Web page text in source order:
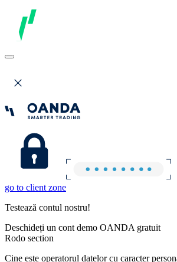
go to client zone
Testează contul nostru!
Deschideți un cont demo OANDA gratuit
Rodo section
Cine este operatorul datelor cu caracter